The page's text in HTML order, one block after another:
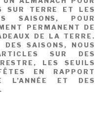
SUR TERRE ET LES
SAISONS, POUR
PERMANENT DE
DE LA TERRE.
SAISONS, NOUS
SUR DES
LES SEUILS
EN RAPPORT
L’ANNÉE ET DES